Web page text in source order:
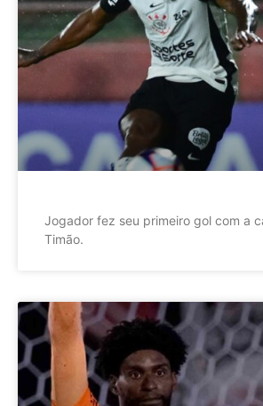
Jogador fez seu primeiro gol com a
Timão.